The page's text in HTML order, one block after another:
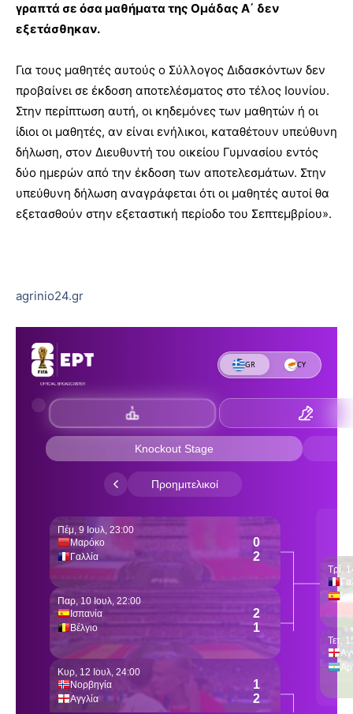
γραπτά σε όσα μαθήματα της Ομάδας Α΄ δεν
εξετάσθηκαν.
Για τους μαθητές αυτούς ο Σύλλογος Διδασκόντων δεν
προβαίνει σε έκδοση αποτελέσματος στο τέλος Ιουνίου.
Στην περίπτωση αυτή, οι κηδεμόνες των μαθητών ή οι
ίδιοι οι μαθητές, αν είναι ενήλικοι, καταθέτουν υπεύθυνη
δήλωση, στον Διευθυντή του οικείου Γυμνασίου εντός
δύο ημερών από την έκδοση των αποτελεσμάτων. Στην
υπεύθυνη δήλωση αναγράφεται ότι οι μαθητές αυτοί θα
εξετασθούν στην εξεταστική περίοδο του Σεπτεμβρίου».
agrinio24.gr